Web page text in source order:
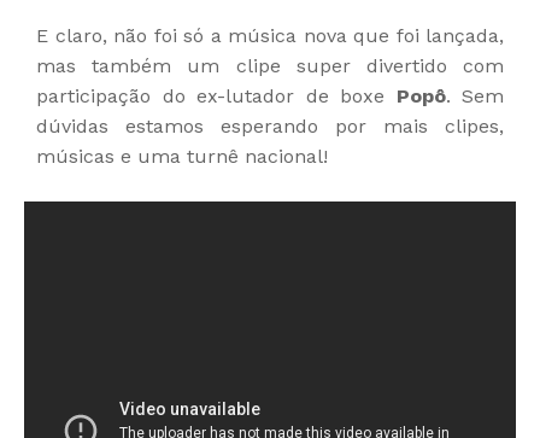
E claro, não foi só a música nova que foi lançada,
mas também um clipe super divertido com
participação do ex-lutador de boxe Popô. Sem
dúvidas estamos esperando por mais clipes,
músicas e uma turnê nacional!